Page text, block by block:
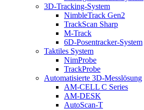
3D-Tracking-System
NimbleTrack Gen2
TrackScan Sharp
M-Track
6D-Posentracker-System
Taktiles System
NimProbe
TrackProbe
Automatisierte 3D-Messlösung
AM-CELL C Series
AM-DESK
AutoScan-T